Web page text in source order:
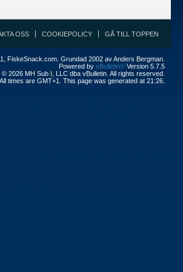
OSS COOKIEPOLICY GÅ TILL TOPPEN
FiskeSnack.com. Grundad 2002 av Anders Bergman.
Powered by vBulletin® Version 5.7.5
2026 MH Sub I, LLC dba vBulletin. All rights reserved.
All times are GMT+1. This page was generated at 21:26.